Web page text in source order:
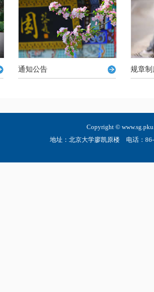
通知公告 规章制
Copyright ©
地址：北京大学廖凯原楼 电话：86-